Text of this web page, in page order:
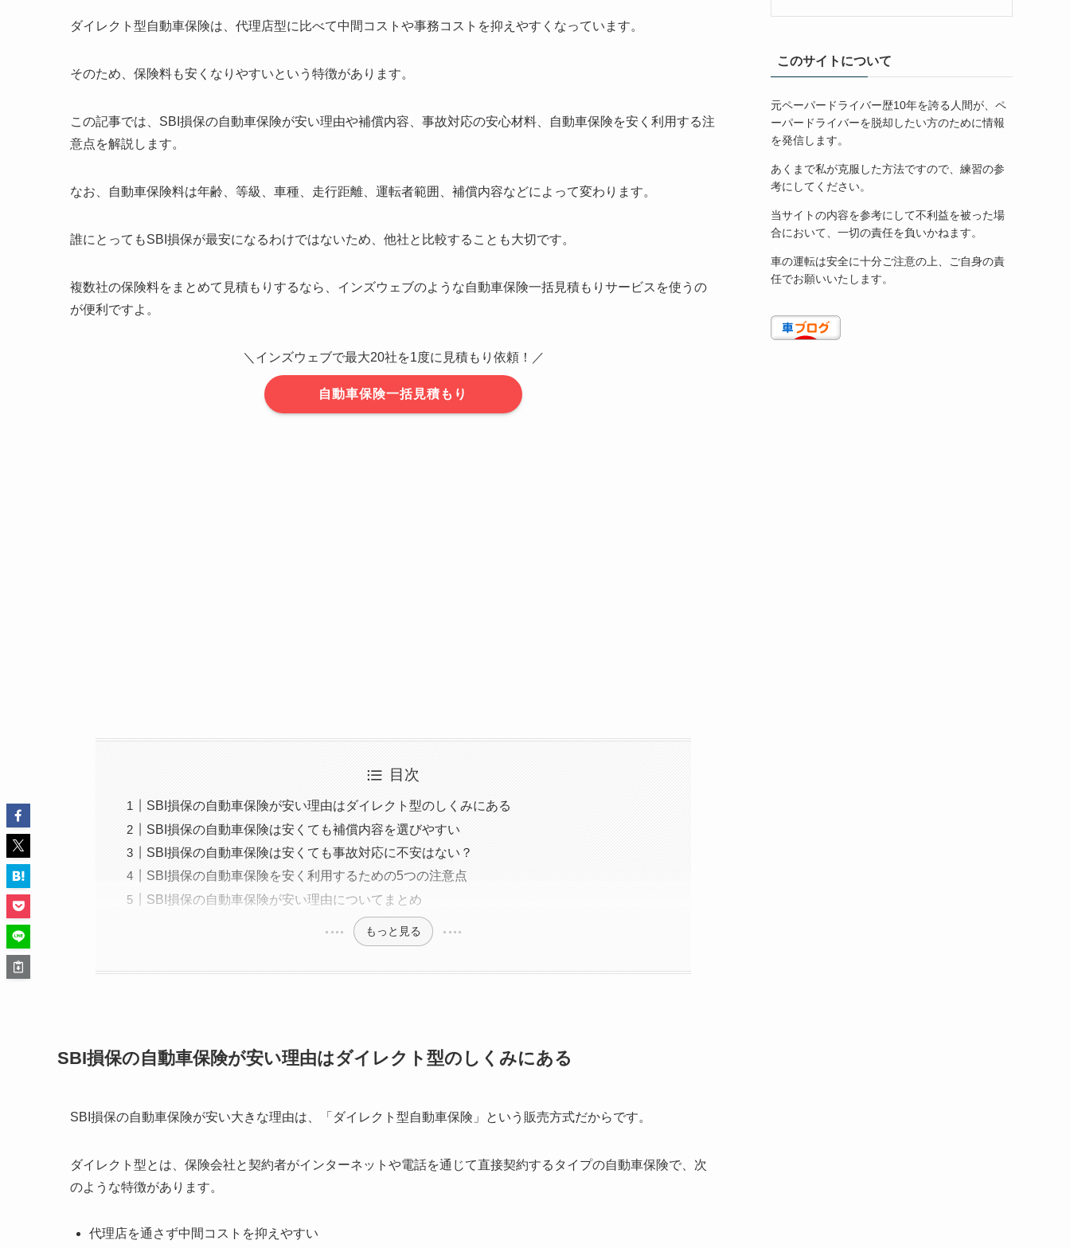
ダイレクト型自動車保険は、代理店型に比べて中間コストや事務コストを抑えやすくなっています。
そのため、保険料も安くなりやすいという特徴があります。
この記事では、SBI損保の自動車保険が安い理由や補償内容、事故対応の安心材料、自動車保険を安く利用する注
意点を解説します。
なお、自動車保険料は年齢、等級、車種、走行距離、運転者範囲、補償内容などによって変わります。
誰にとってもSBI損保が最安になるわけではないため、他社と比較することも大切です。
複数社の保険料をまとめて見積もりするなら、インズウェブのような自動車保険一括見積もりサービスを使うの
が便利ですよ。
＼インズウェブで最大20社を1度に見積もり依頼！／
自動車保険一括見積もり
目次
SBI損保の自動車保険が安い理由はダイレクト型のしくみにある
SBI損保の自動車保険は安くても補償内容を選びやすい
SBI損保の自動車保険は安くても事故対応に不安はない？
SBI損保の自動車保険を安く利用するための5つの注意点
SBI損保の自動車保険が安い理由についてまとめ
もっと見る
SBI損保の自動車保険が安い理由はダイレクト型のしくみにある
SBI損保の自動車保険が安い大きな理由は、「ダイレクト型自動車保険」という販売方式だからです。
ダイレクト型とは、保険会社と契約者がインターネットや電話を通じて直接契約するタイプの自動車保険で、次
のような特徴があります。
代理店を通さず中間コストを抑えやすい
このサイトについて
元ペーパードライバー歴10年を誇る人間が、ペ
ーパードライバーを脱却したい方のために情報
を発信します。
あくまで私が克服した方法ですので、練習の参
考にしてください。
当サイトの内容を参考にして不利益を被った場
合において、一切の責任を負いかねます。
車の運転は安全に十分ご注意の上、ご自身の責
任でお願いいたします。